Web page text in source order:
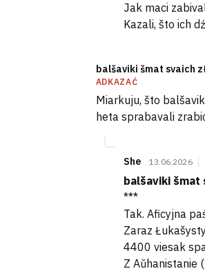
Jak maci
Kazali, što ich
balšaviki šmat svaich
ADKAZAĆ
Miarkuju, što
heta sprabavali
She 13.06.2026
balšaviki šmat
***
Tak. Aficyjna
Zaraz
4400 viesak
Z Aŭhanistanie